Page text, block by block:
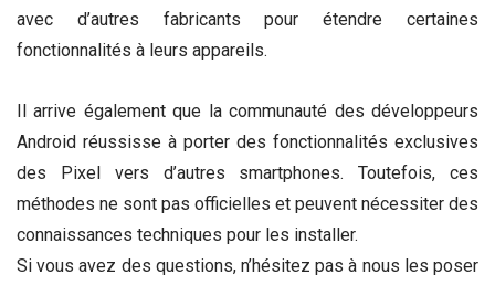
avec d’autres fabricants pour étendre certaines
fonctionnalités à leurs appareils.
Il arrive également que la communauté des développeurs
Android réussisse à porter des fonctionnalités exclusives
des Pixel vers d’autres smartphones. Toutefois, ces
méthodes ne sont pas officielles et peuvent nécessiter des
connaissances techniques pour les installer.
Si vous avez des questions, n’hésitez pas à nous les poser